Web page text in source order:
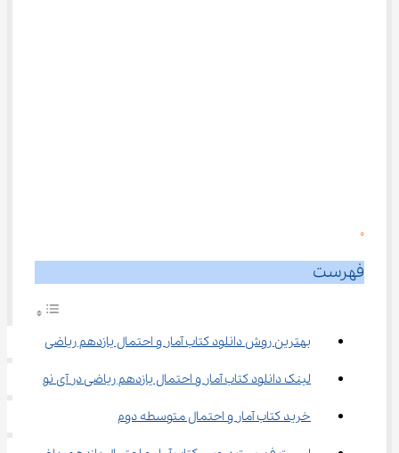
0
فهرست
بهترین روش دانلود کتاب آمار و احتمال یازدهم ریاضی
لینک دانلود کتاب آمار و احتمال یازدهم ریاضی در آی نو
خرید کتاب آمار و احتمال متوسطه دوم